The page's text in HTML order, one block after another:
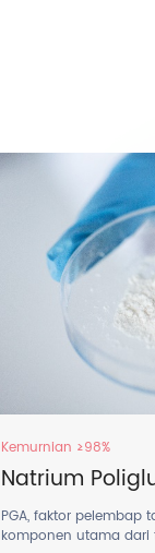
Kemurnian ≥98%
Natrium
PGA, faktor pelembap
komponen utama dari